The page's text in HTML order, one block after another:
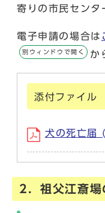
寄りの市民センタ
電子申請の場合は
別ウィンドウで開く か
添付ファイル
犬の死亡届
2．祖父江斎場